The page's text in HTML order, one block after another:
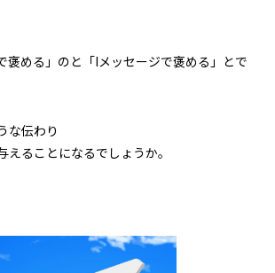
褒める」のと「Iメッセージで褒める」とで
な伝わり
えることになるでしょうか。